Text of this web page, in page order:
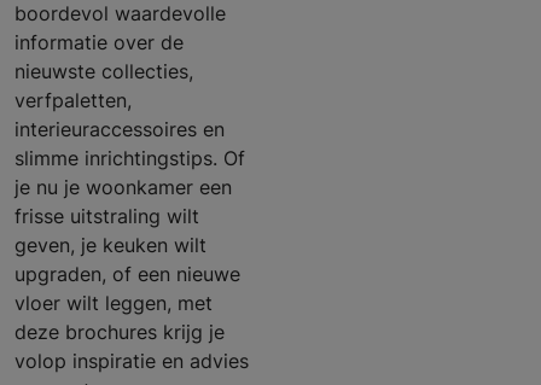
boordevol waardevolle
informatie over de
nieuwste collecties,
verfpaletten,
interieuraccessoires en
slimme inrichtingstips. Of
je nu je woonkamer een
frisse uitstraling wilt
geven, je keuken wilt
upgraden, of een nieuwe
vloer wilt leggen, met
deze brochures krijg je
volop inspiratie en advies